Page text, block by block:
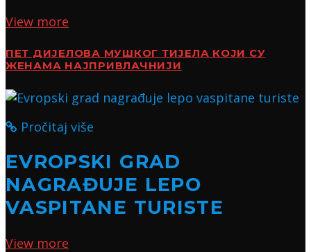
View more
ПЕТ ДИЈЕЛОВА МУШКОГ ТИЈЕЛА КОЈИ СУ
ЖЕНАМА НАЈПРИВЛАЧНИЈИ
Pročitaj više
EVROPSKI GRAD
NAGRAĐUJE LEPO
VASPITANE TURISTE
View more